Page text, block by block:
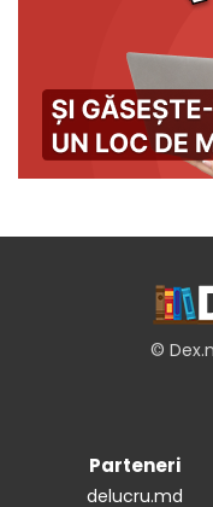
©
Parteneri
delucru.md